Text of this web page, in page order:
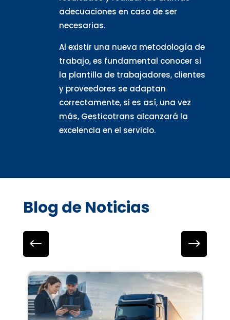
adecuaciones en caso de ser
necesarias.
Al existir una nueva metodología de
trabajo, es fundamental conocer si
la plantilla de trabajadores, clientes
y proveedores se adaptan
correctamente, si es así, una vez
más, Gesticotrans alcanzará la
excelencia en el servicio.
Blog de Noticias